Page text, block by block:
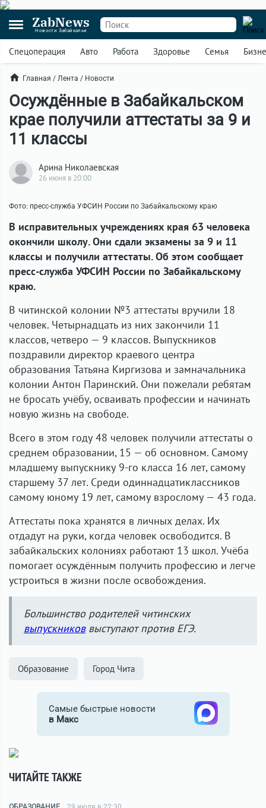
ZabNews
Новости Забайкалья
Спецоперация Авто Работа Здоровье Семья
Главная / Лента / Новости
Осуждённые в Забайкальском
крае получили аттестаты за 9 и
11 классы
Арина Николаевская
26 июня в 20:00
Фото: пресс-служба УФСИН России по Забайкальскому краю
В исправительных учреждениях края 63 человека
окончили школу. Они сдали экзамены за 9 и 11
классы и получили аттестаты. Об этом сообщает
пресс-служба УФСИН России по Забайкальскому
краю.
В читинской колонии №3 аттестаты вручили 18
человек. Четырнадцать из них закончили 11
классов, четверо — 9 классов. Выпускников
поздравили директор краевого центра
образования Татьяна Киргизова и замначальника
колонии Антон Паринский. Они пожелали ребятам
не бросать учёбу, осваивать профессии и начинать
новую жизнь на свободе.
Всего в этом году 48 человек получили аттестаты о
среднем образовании, 15 — об основном. Самому
младшему выпускнику 9-го класса 16 лет, самому
старшему 37 лет. Среди одиннадцатиклассников
самому юному 19 лет, самому взрослому — 43 года.
Аттестаты пока хранятся в личных делах. Их
отдадут на руки, когда человек освободится. В
забайкальских колониях работают 13 школ. Учёба
помогает осуждённым получить профессию и легче
устроиться в жизни после освобождения.
Большинство родителей читинских
выпускниковвыступают против ЕГЭ.
Образование Город Чита
Самые быстрые новости
в Макс
ЧИТАЙТЕ ТАКЖЕ